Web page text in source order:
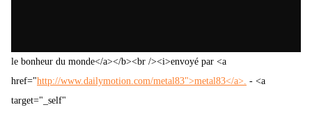
le bonheur du monde</a></b><br /><i>envoyé par <a
href="http://www.dailymotion.com/metal83">metal83</a>. - <a
target="_self"